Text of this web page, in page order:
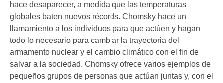
hace desaparecer, a medida que las temperaturas
globales baten nuevos récords. Chomsky hace un
llamamiento a los individuos para que actúen y hagan
todo lo necesario para cambiar la trayectoria del
armamento nuclear y el cambio climático con el fin de
salvar a la sociedad. Chomsky ofrece varios ejemplos de
pequeños grupos de personas que actúan juntas y, con el